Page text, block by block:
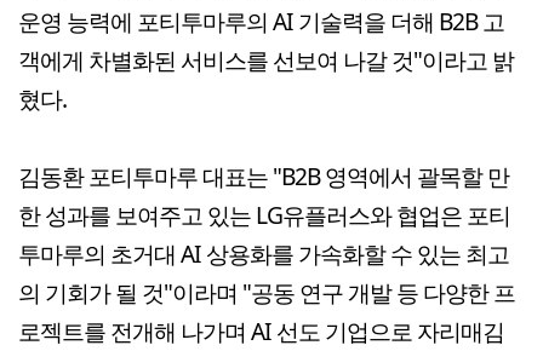
운영 능력에 포티투마루의 AI 기술력을 더해 B2B 고
객에게 차별화된 서비스를 선보여 나갈 것"이라고 밝
혔다.
김동환 포티투마루 대표는 "B2B 영역에서 괄목할 만
한 성과를 보여주고 있는 LG유플러스와 협업은 포티
투마루의 초거대 AI 상용화를 가속화할 수 있는 최고
의 기회가 될 것"이라며 "공동 연구 개발 등 다양한 프
로젝트를 전개해 나가며 AI 선도 기업으로 자리매김